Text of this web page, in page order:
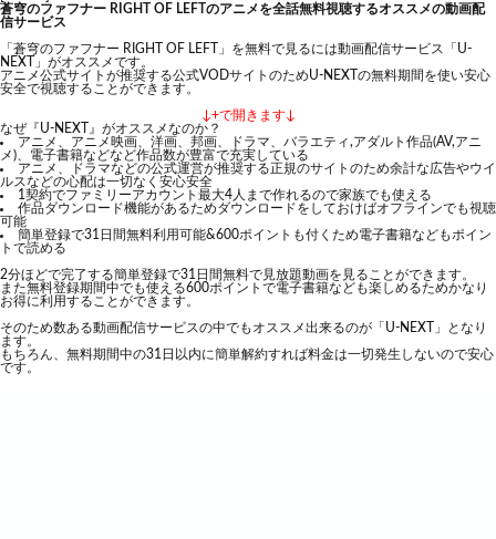
蒼穹のファフナー RIGHT OF LEFTのアニメを全話無料視聴するオススメの動画配
信サービス
「蒼穹のファフナー RIGHT OF LEFT」を無料で見るには動画配信サービス「U-
NEXT」がオススメです。
アニメ公式サイトが推奨する公式VODサイトのためU-NEXTの無料期間を使い安心
安全で視聴することができます。
↓+で開きます↓
なぜ『U-NEXT』がオススメなのか？
アニメ、アニメ映画、洋画、邦画、ドラマ、バラエティ,アダルト作品(AV,アニ
メ)、電子書籍などなど作品数が豊富で充実している
アニメ、ドラマなどの公式運営が推奨する正規のサイトのため余計な広告やウイ
ルスなどの心配は一切なく安心安全
1契約でファミリーアカウント最大4人まで作れるので家族でも使える
作品ダウンロード機能があるためダウンロードをしておけばオフラインでも視聴
可能
簡単登録で31日間無料利用可能&600ポイントも付くため電子書籍などもポイン
トで読める
2分ほどで完了する簡単登録で31日間無料で見放題動画を見ることができます。
また無料登録期間中でも使える600ポイントで電子書籍なども楽しめるためかなり
お得に利用することができます。
そのため数ある動画配信サービスの中でもオススメ出来るのが「U-NEXT」となり
ます。
もちろん、無料期間中の31日以内に簡単解約すれば料金は一切発生しないので安心
です。